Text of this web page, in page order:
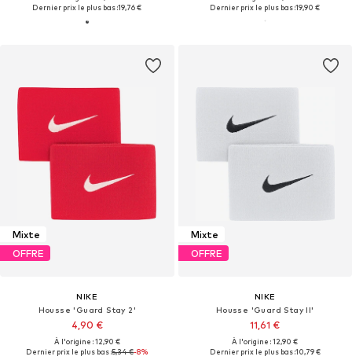
Dernier prix le plus bas :19,76 €
Dernier prix le plus bas :19,90 €
Mixte
OFFRE
NIKE
Housse 'Guard Stay 2'
4,90 €
À l'origine : 12,90 €
Dernier prix le plus bas :5,34 €-8%
Mixte
OFFRE
NIKE
Housse 'Guard Stay II'
11,61 €
À l'origine : 12,90 €
Dernier prix le plus bas :10,79 €